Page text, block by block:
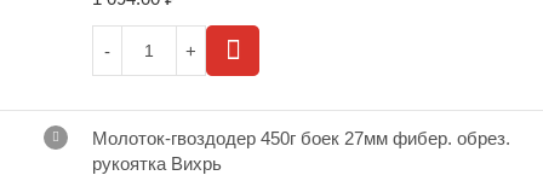
Молоток-гвоздодер 450г боек 27мм фибер. обрез.
рукоятка Вихрь